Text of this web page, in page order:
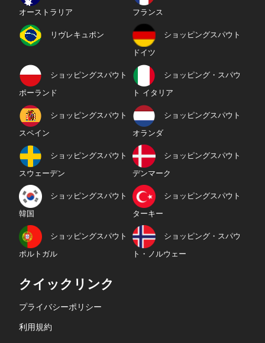
オーストラリア フランス
リヴレキュポン ショッピングスパウト
ドイツ
ショッピングスパウト
ポーランド
ショッピング・スパウ
ト イタリア
ショッピングスパウト
スペイン
ショッピングスパウト
オランダ
ショッピングスパウト
スウェーデン
ショッピングスパウト
デンマーク
ショッピングスパウト
韓国
ショッピングスパウト
ターキー
ショッピングスパウト
ポルトガル
ショッピング・スパウ
ト・ノルウェー
クイックリンク
プライバシーポリシー
利用規約